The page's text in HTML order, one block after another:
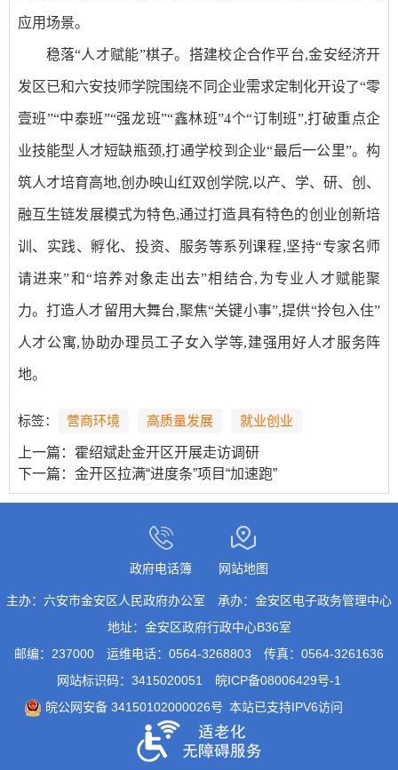
应用场景。
稳落“人才赋能”棋子。搭建校企合作平台,金安经济开
发区已和六安技师学院围绕不同企业需求定制化开设了“零
壹班”“中泰班”“强龙班”“鑫林班”4个“订制班”,打破重点企
业技能型人才短缺瓶颈,打通学校到企业“最后一公里”。构
筑人才培育高地,创办映山红双创学院,以产、学、研、创、
融互生链发展模式为特色,通过打造具有特色的创业创新培
训、实践、孵化、投资、服务等系列课程,坚持“专家名师
请进来”和“培养对象走出去”相结合,为专业人才赋能聚
力。打造人才留用大舞台,聚焦“关键小事”,提供“拎包入住”
人才公寓,协助办理员工子女入学等,建强用好人才服务阵
地。
标签： 营商环境 高质量发展 就业创业
上一篇： 霍绍斌赴金开区开展走访调研
下一篇： 金开区拉满“进度条”项目“加速跑”
政府电话簿 网站地图
主办：六安市金安区人民政府办公室
承办：金安区电子政务管理中心
地址：金安区政府行政中心B36室
邮编：237000
运维电话：0564-3268803
传真：0564-3261636
网站标识码：3415020051
皖ICP备08006429号-1
皖公网安备 34150102000026号 本站已支持IPV6访问